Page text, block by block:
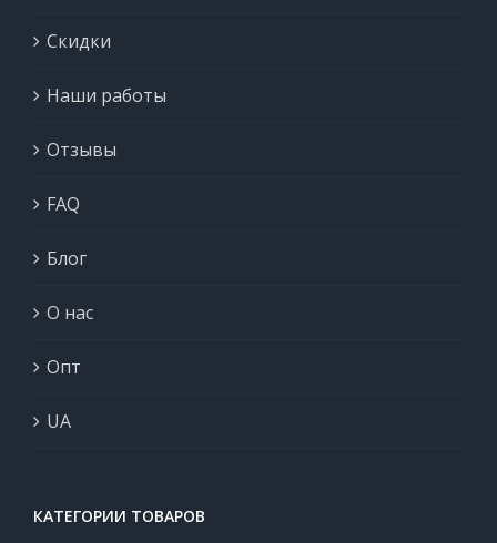
Скидки
Наши работы
Отзывы
FAQ
Блог
О нас
Опт
UA
КАТЕГОРИИ ТОВАРОВ